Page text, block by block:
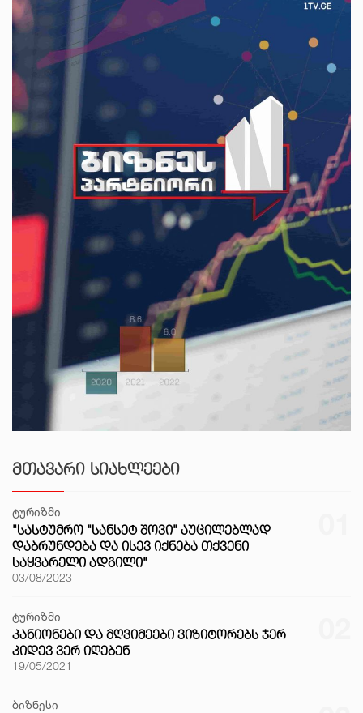
ᲛᲗᲐᲕᲐᲠᲘ ᲡᲘᲐᲮᲚᲔᲔᲑᲘ
ტურიზმი
"ᲡᲐᲡᲢᲣᲛᲠᲝ "ᲡᲐᲜᲡᲔᲢ ᲨᲝᲕᲘ" ᲐᲣᲪᲘᲚᲔᲑᲚᲐᲓ
ᲓᲐᲑᲠᲣᲜᲓᲔᲑᲐ ᲓᲐ ᲘᲡᲔᲕ ᲘᲥᲜᲔᲑᲐ ᲗᲥᲕᲔᲜᲘ
ᲡᲐᲧᲕᲐᲠᲔᲚᲘ ᲐᲓᲒᲘᲚᲘ"
03/08/2023
ტურიზმი
ᲙᲐᲜᲘᲝᲜᲔᲑᲘ ᲓᲐ ᲛᲦᲕᲘᲛᲔᲔᲑᲘ ᲕᲘᲖᲘᲢᲝᲠᲔᲑᲡ ᲯᲔᲠ
ᲙᲘᲓᲔᲕ ᲕᲔᲠ ᲘᲦᲔᲑᲔᲜ
19/05/2021
ბიზნესი